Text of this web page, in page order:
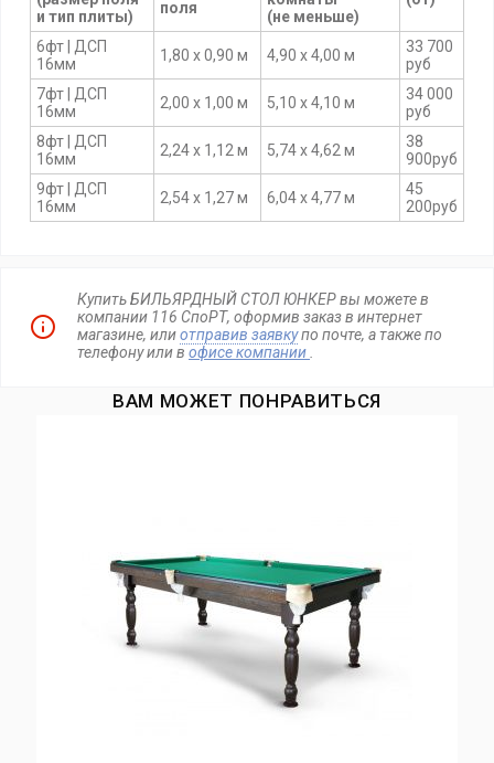
и тип плиты)
поля
(не меньше)
6фт | ДСП
16мм
1,80 х 0,90 м 4,90 х 4,00 м
33 700
руб
7фт | ДСП
16мм
2,00 х 1,00 м 5,10 х 4,10 м
34 000
руб
8фт | ДСП
16мм
2,24 х 1,12 м 5,74 х 4,62 м
38
900руб
9фт | ДСП
16мм
2,54 х 1,27 м 6,04 х 4,77 м
45
200руб
Купить БИЛЬЯРДНЫЙ СТОЛ ЮНКЕР вы можете в
компании 116 СпоРТ, оформив заказ в интернет
магазине, илиотправив заявкупо почте, а также по
телефонуили в офисе компании
ВАМ МОЖЕТ ПОНРАВИТЬСЯ